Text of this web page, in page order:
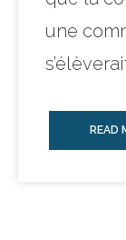
une
READ